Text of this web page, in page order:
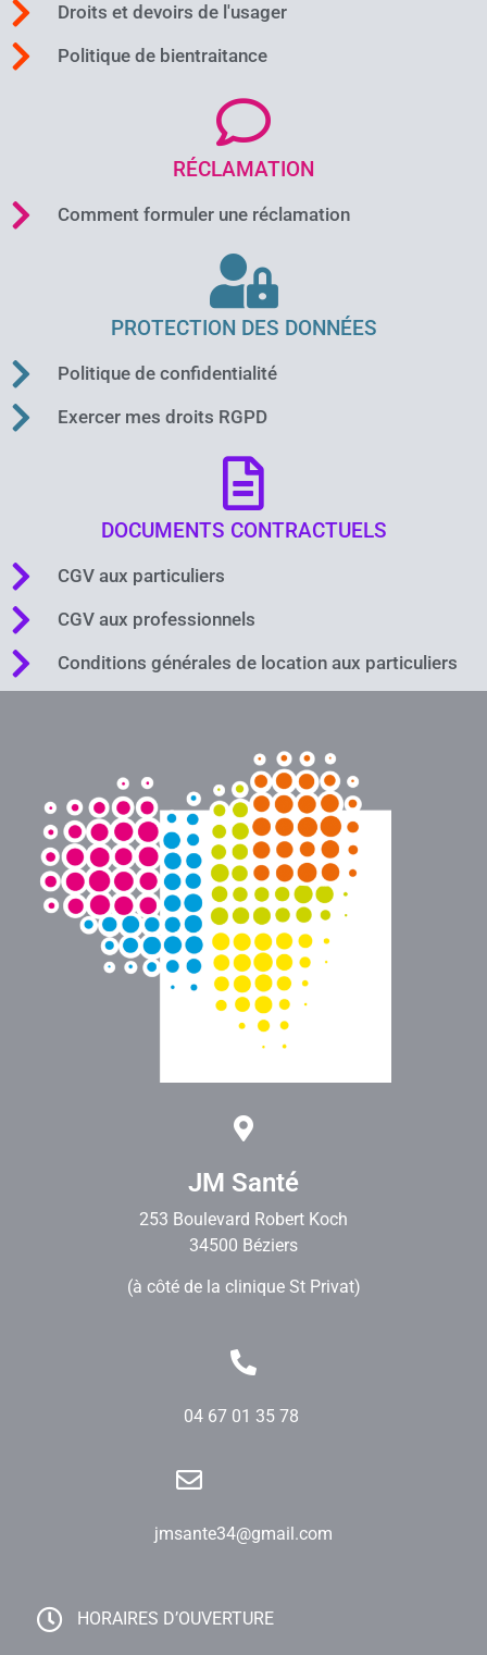
Droits et devoirs de l'usager
Politique de bientraitance
RÉCLAMATION
Comment formuler une réclamation
PROTECTION DES DONNÉES
Politique de confidentialité
Exercer mes droits RGPD
DOCUMENTS CONTRACTUELS
CGV aux particuliers
CGV aux professionnels
Conditions générales de location aux particuliers
JM Santé
253 Boulevard Robert Koch
34500 Béziers
(à côté de la clinique St Privat)
04 67 01 35 78
jmsante34@gmail.com
HORAIRES D’OUVERTURE